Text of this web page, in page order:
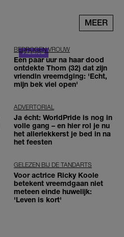
MEER
BEDROGEN VROUW
Een paar uur na haar dood
ontdekte Thom (32) dat zijn
vriendin vreemdging: 'Echt,
mijn bek viel open'
ADVERTORIAL
Ja écht: WorldPride is nog in
volle gang – en hier rol je nu
het allerlekkerst je bed in na
het feesten
GELEZEN BIJ DE TANDARTS
Voor actrice Ricky Koole
betekent vreemdgaan niet
meteen einde huwelijk:
'Leven is kort'